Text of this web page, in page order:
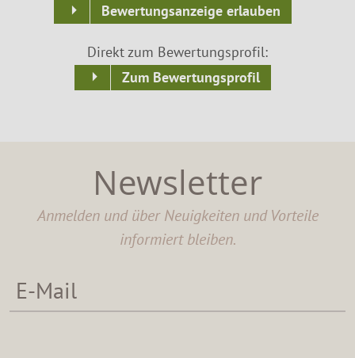
Bewertungsanzeige erlauben
Direkt zum Bewertungsprofil:
Zum Bewertungsprofil
Newsletter
Anmelden und über Neuigkeiten und Vorteile
informiert bleiben.